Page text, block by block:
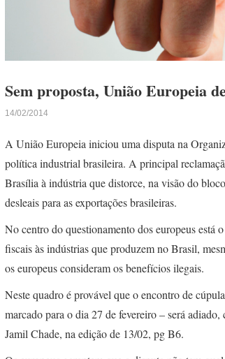
Sem proposta, União Europeia
14/02/2014
A União Europeia iniciou uma disputa na
política industrial brasileira. A principal
Brasília à indústria que distorce, na visão do
desleais para as exportações brasileiras.
No centro do questionamento dos europeus está
fiscais às indústrias que produzem no Brasil,
os europeus consideram os benefícios ilegais.
Neste quadro é provável que o encontro de
marcado para o dia 27 de fevereiro – será
Jamil Chade, na edição de 13/02, pg B6.